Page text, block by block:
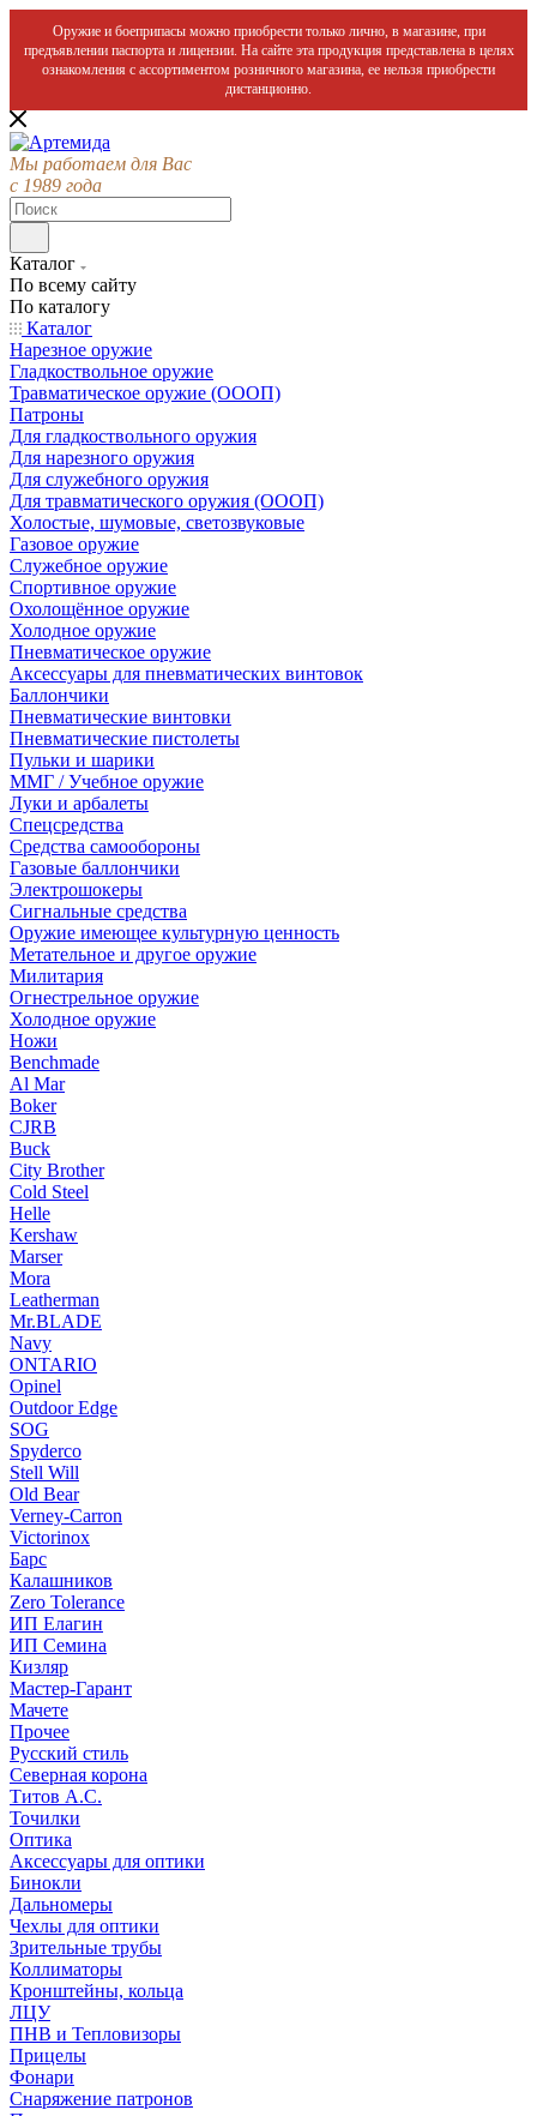
Оружие и боеприпасы можно приобрести только лично, в магазине, при
предъявлении паспорта и лицензии. На сайте эта продукция представлена в целях
ознакомления с ассортиментом розничного магазина, ее нельзя приобрести
дистанционно.
Мы работаем для Вас
с 1989 года
Каталог
По всему сайту
По каталогу
Каталог
Нарезное оружие
Гладкоствольное оружие
Травматическое оружие (ОООП)
Патроны
Для гладкоствольного оружия
Для нарезного оружия
Для служебного оружия
Для травматического оружия (ОООП)
Холостые, шумовые, светозвуковые
Газовое оружие
Служебное оружие
Спортивное оружие
Охолощённое оружие
Холодное оружие
Пневматическое оружие
Аксессуары для пневматических винтовок
Баллончики
Пневматические винтовки
Пневматические пистолеты
Пульки и шарики
ММГ / Учебное оружие
Луки и арбалеты
Спецсредства
Средства самообороны
Газовые баллончики
Электрошокеры
Сигнальные средства
Оружие имеющее культурную ценность
Метательное и другое оружие
Милитария
Огнестрельное оружие
Холодное оружие
Ножи
Benchmade
Al Mar
Boker
CJRB
Buck
City Brother
Cold Steel
Helle
Kershaw
Marser
Mora
Leatherman
Mr.BLADE
Navy
ONTARIO
Opinel
Outdoor Edge
SOG
Spyderco
Stell Will
Old Bear
Verney-Carron
Victorinox
Барс
Калашников
Zero Tolerance
ИП Елагин
ИП Семина
Кизляр
Мастер-Гарант
Мачете
Прочее
Русский стиль
Северная корона
Титов А.С.
Точилки
Оптика
Аксессуары для оптики
Бинокли
Дальномеры
Чехлы для оптики
Зрительные трубы
Коллиматоры
Кронштейны, кольца
ЛЦУ
ПНВ и Тепловизоры
Прицелы
Фонари
Снаряжение патронов